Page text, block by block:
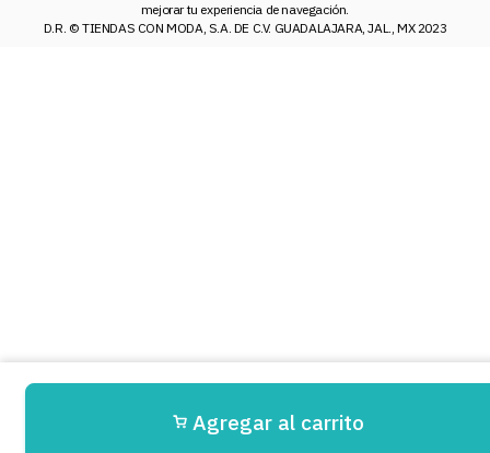
Agregar al carrito
mejorar tu experiencia de navegación.
D.R. © TIENDAS CON MODA, S.A. DE C.V. GUADALAJARA, JAL., MX 2023